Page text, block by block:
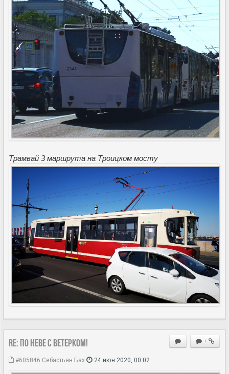
Трамвай 3 маршрута на Троицком мосту
+
Re: По Неве с ветерком!
#605846 Себастьян Бах 24 июн 2020, 00:02